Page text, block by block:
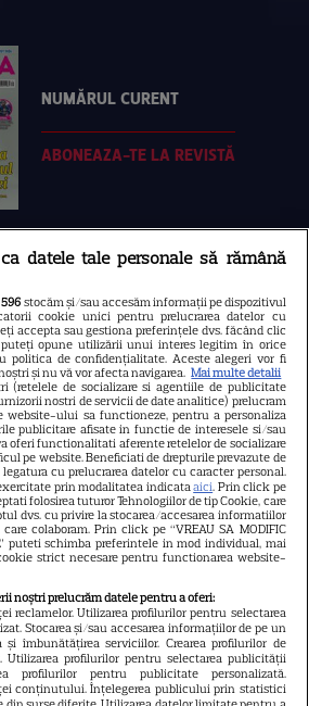
NUMĂRUL CURENT
ABONEAZA-TE LA REVISTĂ
Libertatea
pentru femei
GSP
Știri mondene
Avantaje
Elle
Unica
Retete practice
NE PE
Romania – Toate Drepturile rezervate
datele tale personale să rămână
596 stocăm și/sau accesăm informații pe dispozitivul
cookie unici pentru prelucrarea datelor cu
accepta sau gestiona preferințele dvs. făcând clic
opune utilizării unui interes legitim în orice
politica de confidențialitate. Aceste alegeri vor fi
și nu vă vor afecta navigarea. Mai multe detalii
(retelele de socializare si agentiile de publicitate
nostri de servicii de date analitice) prelucram
website-ului sa functioneze, pentru a personaliza
publicitare afisate in functie de interesele si/sau
oferi functionalitati aferente retelelor de socializare
pe website. Beneficiati de drepturile prevazute de
legatura cu prelucrarea datelor cu caracter personal.
prin modalitatea indicataaici. Prin click pe
folosirea tuturor Tehnologiilor de tip Cookie, care
dvs. cu privire la stocarea/accesarea informatiilor
colaboram. Prin click pe “VREAU SA MODIFIC
puteti schimba preferintele in mod individual, mai
strict necesare pentru functionarea website-
noștri prelucrăm datele pentru a oferi:
reclamelor. Utilizarea profilurilor pentru selectarea
Stocarea și/sau accesarea informațiilor de pe un
și îmbunătățirea serviciilor. Crearea profilurilor de
Utilizarea profilurilor pentru selectarea publicității
profilurilor pentru publicitate personalizată.
conținutului. Înțelegerea publicului prin statistici